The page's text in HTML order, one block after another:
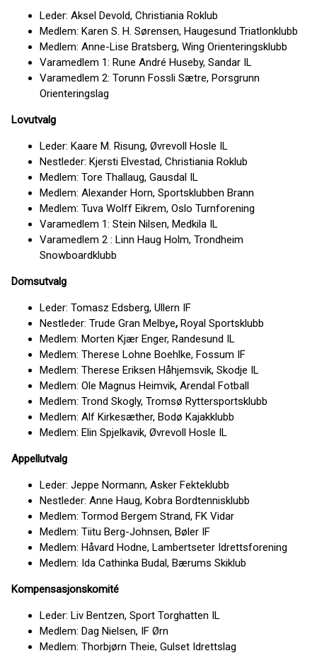
Leder: Aksel Devold, Christiania Roklub
Medlem: Karen S. H. Sørensen, Haugesund Triatlonklubb
Medlem: Anne-Lise Bratsberg, Wing Orienteringsklubb
Varamedlem 1: Rune André Huseby, Sandar IL
Varamedlem 2: Torunn Fossli Sætre, Porsgrunn
Orienteringslag
Lovutvalg
Leder: Kaare M. Risung, Øvrevoll Hosle IL
Nestleder: Kjersti Elvestad, Christiania Roklub
Medlem: Tore Thallaug, Gausdal IL
Medlem: Alexander Horn, Sportsklubben Brann
Medlem: Tuva Wolff Eikrem, Oslo Turnforening
Varamedlem 1: Stein Nilsen, Medkila IL
Varamedlem 2 : Linn Haug Holm, Trondheim
Snowboardklubb
Domsutvalg
Leder: Tomasz Edsberg, Ullern IF
Nestleder: Trude Gran Melbye, Royal Sportsklubb
Medlem: Morten Kjær Enger, Randesund IL
Medlem: Therese Lohne Boehlke, Fossum IF
Medlem: Therese Eriksen Håhjemsvik, Skodje IL
Medlem: Ole Magnus Heimvik, Arendal Fotball
Medlem: Trond Skogly, Tromsø Ryttersportsklubb
Medlem: Alf Kirkesæther, Bodø Kajakklubb
Medlem: Elin Spjelkavik, Øvrevoll Hosle IL
Appellutvalg
Leder: Jeppe Normann, Asker Fekteklubb
Nestleder: Anne Haug, Kobra Bordtennisklubb
Medlem: Tormod Bergem Strand, FK Vidar
Medlem: Tiitu Berg-Johnsen, Bøler IF
Medlem: Håvard Hodne, Lambertseter Idrettsforening
Medlem: Ida Cathinka Budal, Bærums Skiklub
Kompensasjonskomité
Leder: Liv Bentzen, Sport Torghatten IL
Medlem: Dag Nielsen, IF Ørn
Medlem: Thorbjørn Theie, Gulset Idrettslag